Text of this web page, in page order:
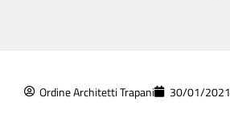
Ordine Architetti Trapani 30/01/2021